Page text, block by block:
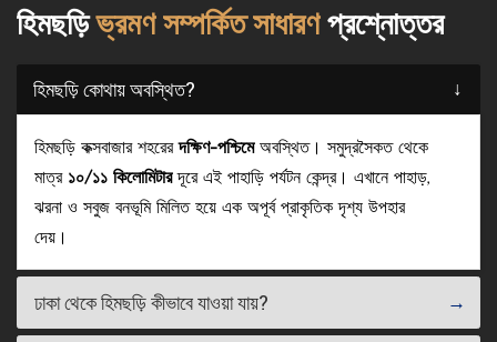
হিমছড়িভ্রমণ সম্পর্কিত সাধারণপ্রশ্নোত্তর
হিমছড়ি কোথায় অবস্থিত?
হিমছড়ি কক্সবাজার শহরেরদক্ষিণ-পশ্চিমেঅবস্থিত। সমুদ্রসৈকত থেকে
মাত্র ১০/১১ কিলোমিটারদূরে এই পাহাড়ি পর্যটন কেন্দ্র। এখানে পাহাড়,
ঝরনা ও সবুজ বনভূমি মিলিত হয়ে এক অপূর্ব প্রাকৃতিক দৃশ্য উপহার
দেয়।
ঢাকা থেকে হিমছড়ি কীভাবে যাওয়া যায়?